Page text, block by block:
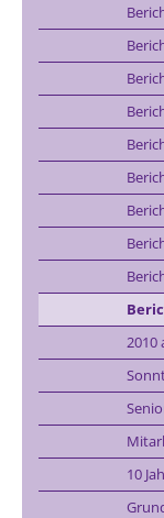
2010
10